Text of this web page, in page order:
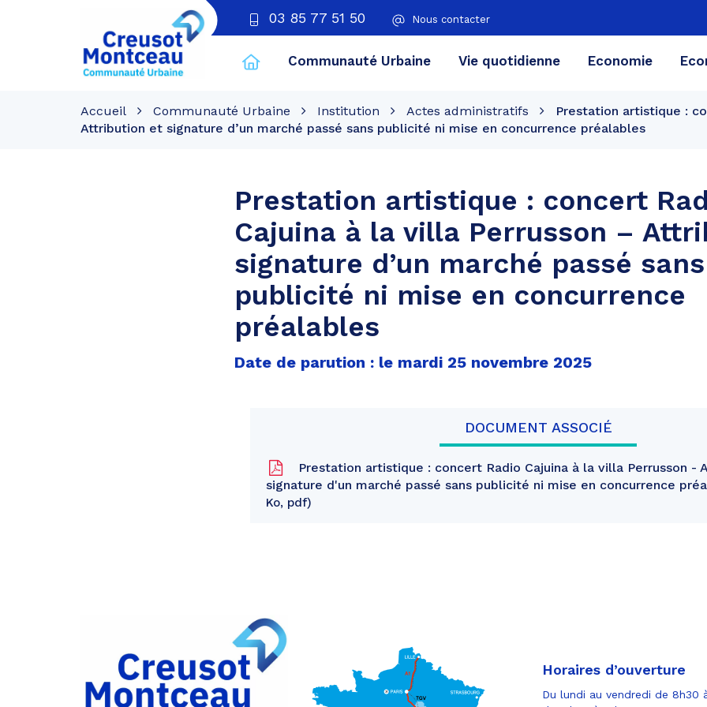
03 85 77 51 50 Nous contacter
Creusot
Montceau
Communauté Urbaine Vie quotidienne Economie
Accueil Communauté Urbaine Institution Actes administratifs
Prestation artistique :
Attribution et signature d’un marché passé sans publicité ni mise en concurrence préalables
Prestation artistique : concert
Cajuina à la villa Perrusson –
signature d’un marché passé sans
publicité ni mise en concurrence
préalables
Date de parution : le mardi 25 novembre 2025
DOCUMENT ASSOCIÉ
Prestation artistique : concert Radio Cajuina à la villa Perrusson -
signature d'un marché passé sans publicité ni mise en concurrence
Ko, pdf
Partager
sur
Facebook
Partager
Horaires d’ouverture
Du lundi au vendredi de 8h30